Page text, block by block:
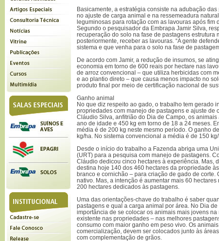
Basicamente, a estratégia consiste na adubação
no ajuste de carga animal e na ressemeadura
leguminosas para rotação com as lavouras após fim
Segundo o pesquisador da Embrapa Jamir Silva,
recuperação do solo na fase de pastagens estrutura
posteriormente, receber as lavouras. “A gente
sistema e que venha para o solo na fase de
De acordo com Jamir, a redução de insumos, se
economia em torno de 600 reais por hectare nas
de arroz convencional – que utiliza herbicidas com
e ao plantio direto – que causa menos impacto no
produto final por meio de certificação nacional de
Ganho animal
No que diz respeito ao gado, o trabalho tem gerado
propriedades com manejo de pastagens e ajuste de
Cláudio Silva, anfitrião do Dia de Campo, os
ano de idade e 450 kg em torno de 18 a 24 meses.
média é de 200 kg neste mesmo período. O ganho
kg/ha. No sistema convencional a média é de 150
Desde o início do trabalho a Fazenda abriga uma
(URT) para a pesquisa com manejo de pastagens.
Cláudio dedicou cinco hectares à experiência. Mas,
destina hoje 140 dos 460 hectares da propriedade
branco e cornichão – para criação de gado de corte.
nativo. Mas, a intenção é aumentar mais 60
200 hectares dedicados às pastagens.
Uma das orientações-chave do trabalho é saber
pastagens e qual a carga animal por área. No Dia
importância de se colocar os animais mais jovens
existente nas propriedades – nas melhores
consumo com maior ganho em peso vivo. Os
comercialização, devem ser colocados junto às
com complementação de grãos.